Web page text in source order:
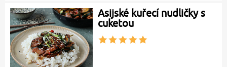
Asijské kuřecí nudličky s
cuketou